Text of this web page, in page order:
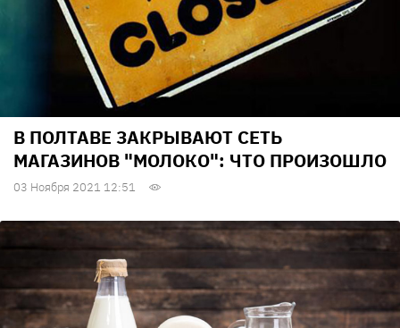
В ПОЛТАВЕ ЗАКРЫВАЮТ СЕТЬ
МАГАЗИНОВ "МОЛОКО": ЧТО ПРОИЗОШЛО
03 Ноября 2021 12:51